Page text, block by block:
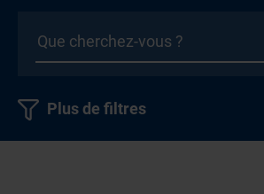
Plus de filtres